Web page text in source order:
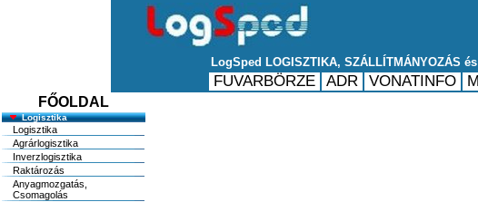
FŐOLDAL
Logisztika
Logisztika
Agrárlogisztika
Inverzlogisztika
Raktározás
Anyagmozgatás,
Csomagolás